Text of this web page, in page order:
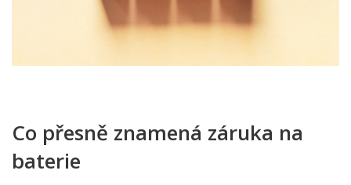
Co přesně znamená záruka na
baterie